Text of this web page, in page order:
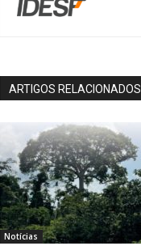
ARTIGOS RELACIONADOS
Notícias